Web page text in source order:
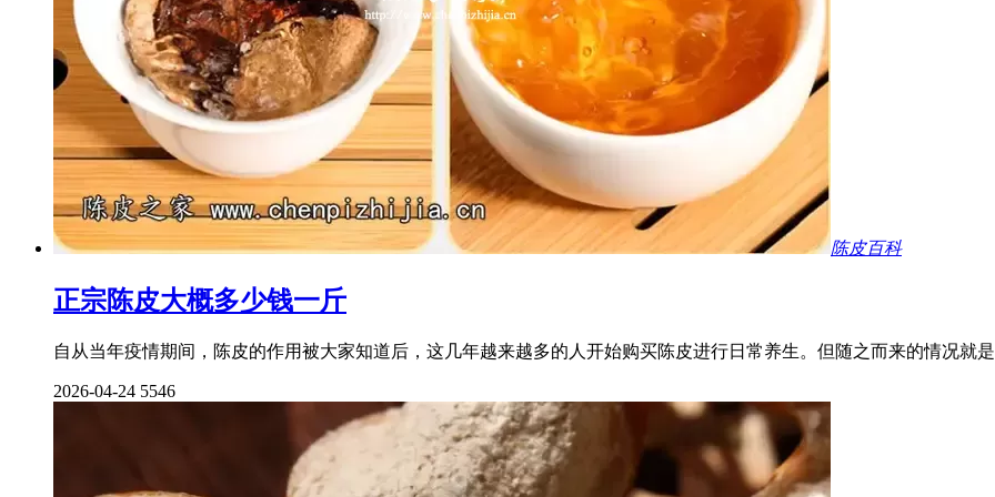
陈皮百科
正宗陈皮大概多少钱一斤
自从当年疫情期间，陈皮的作用被大家知道后，这几年越来越多的人开始购买陈皮进行日常养生。但随之而来的情况就
2026-04-24 5546